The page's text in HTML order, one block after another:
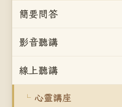
簡要問答
影音聽講
線上聽講
心靈講座